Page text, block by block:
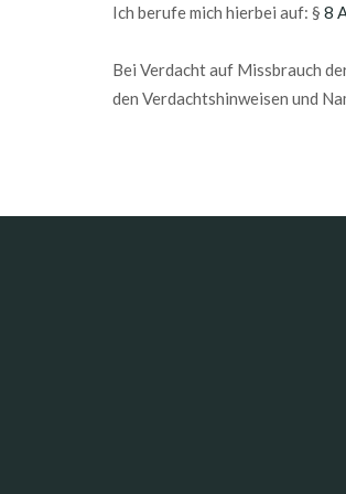
Ich berufe mich hierbei auf: § 8
Bei Verdacht auf Missbrauch
den Verdachtshinweisen und